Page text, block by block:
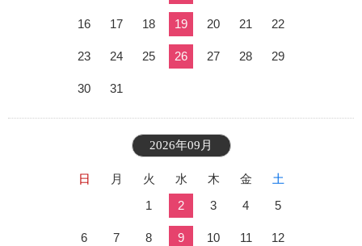
16 17 18 19 20 21 22
23 24 25 26 27 28 29
30 31
2026年09月
日 月 火 水 木 金
土
1
2 3 4 5
6 7 8 9 10 11 12